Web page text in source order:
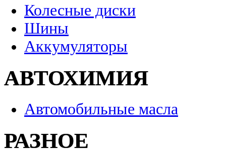
Колесные диски
Шины
Аккумуляторы
АВТОХИМИЯ
Автомобильные масла
РАЗНОЕ